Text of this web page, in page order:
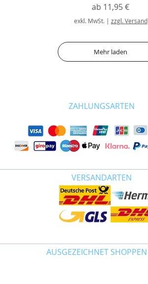
ab 11,95 €
Sale-Preis
exkl. MwSt. | zzgl. Versand
Mehr laden
VERSANDARTEN
ZAHLUNGSARTEN
AUSGEZEICHNET SHOPPEN